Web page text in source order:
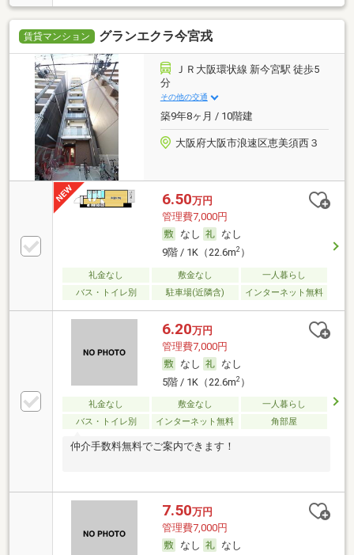
賃貸マンション グランエクラ今宮戎
ＪＲ大阪環状線 新今宮駅 徒歩5
分
その他の交通
築9年8ヶ月 / 10階建
大阪府大阪市浪速区恵美須西３
6.50万円
管理費7,000円
なし
なし
9階 / 1K（22.6m2）
礼金なし 敷金なし
一人暮らし
バス・トイレ別
駐車場(近隣含) インターネット無料
6.20万円
管理費7,000円
なし
なし
5階 / 1K（22.6m2）
礼金なし 敷金なし
一人暮らし
バス・トイレ別
インターネット無料 角部屋
仲介手数料無料でご案内できます！
7.50万円
管理費7,000円
なし
なし